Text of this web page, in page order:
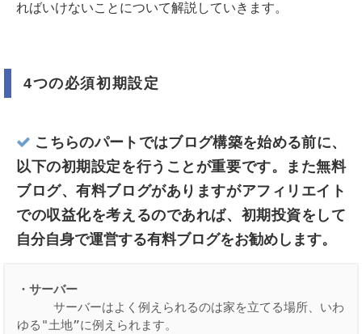
ればいけないことについて解説していきます。
4つの必須初期設定
こちらのパートではブログ構築を始める前に、
以下の初期設定を行うことが重要です。また無料
ブログ、有料ブログがありますがアフィリエイト
での収益化を考えるのであれば、初期投資をして
自分自身で運営する有料ブログをお勧めします。
・サーバー
サーバーはよく例えられるのは家を立てる場所、いわ
ゆる"土地”に例えられます。